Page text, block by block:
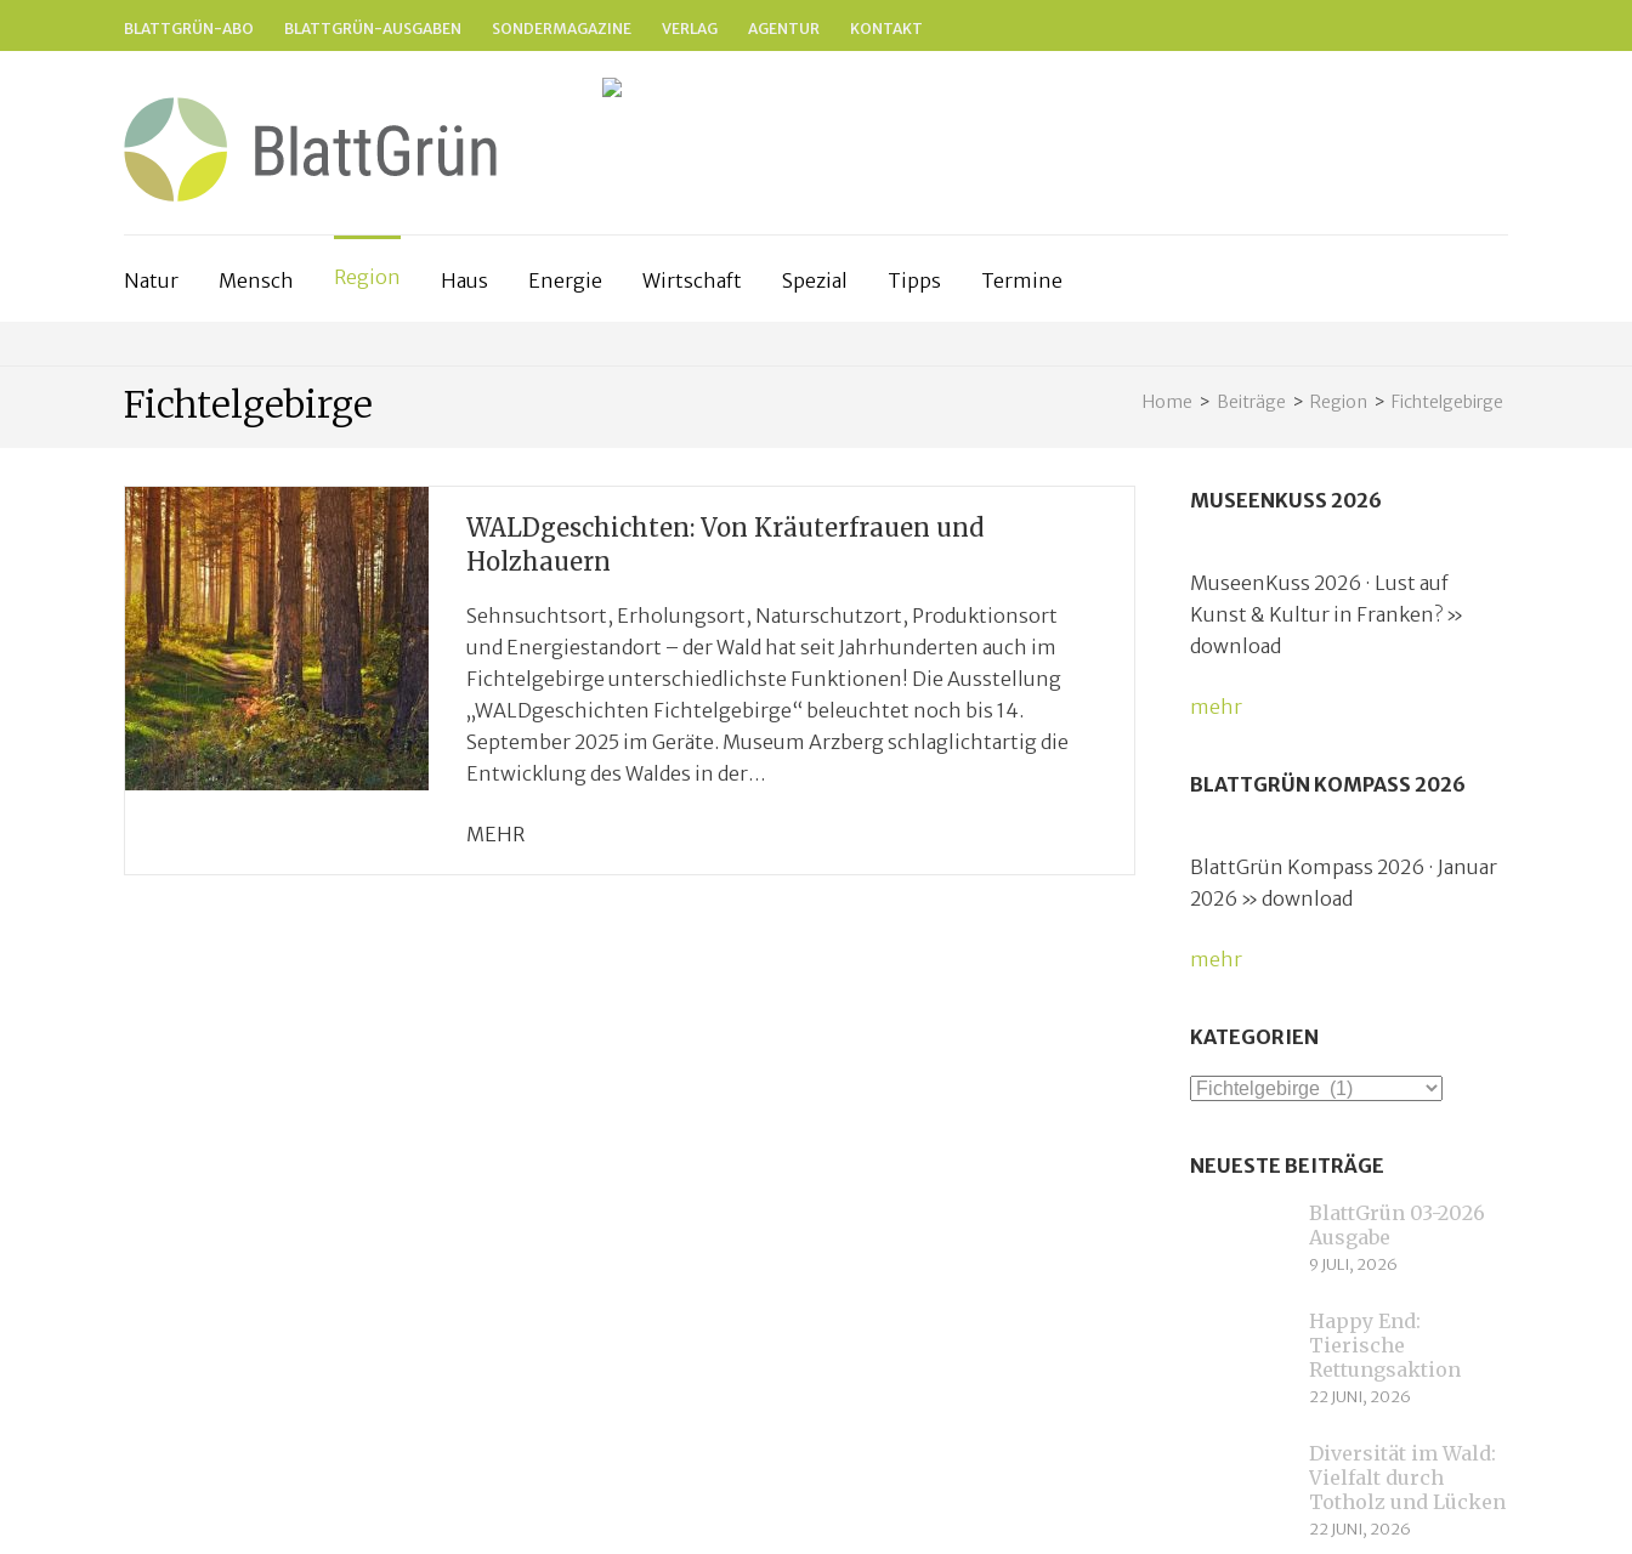
BLATTGRÜN-ABO BLATTGRÜN-AUSGABEN SONDERMAGAZINE VERLAG AGENTUR KONTAKT
Natur Mensch Region Haus Energie Wirtschaft Spezial Tipps Termine
Home > Beiträge > Region > Fichtelgebirge
Fichtelgebirge
WALDgeschichten: Von Kräuterfrauen und
Holzhauern
Sehnsuchtsort, Erholungsort, Naturschutzort, Produktionsort
und Energiestandort – der Wald hat seit Jahrhunderten auch im
Fichtelgebirge unterschiedlichste Funktionen! Die Ausstellung
„WALDgeschichten Fichtelgebirge“ beleuchtet noch bis 14.
September 2025 im Geräte. Museum Arzberg schlaglichtartig die
Entwicklung des Waldes in der…
MEHR
MUSEENKUSS 2026
MuseenKuss 2026 · Lust auf
Kunst & Kultur in Franken? »
download
mehr
BLATTGRÜN KOMPASS 2026
BlattGrün Kompass 2026 · Januar
2026 » download
mehr
KATEGORIEN
Kategorien
NEUESTE BEITRÄGE
BlattGrün 03-2026
Ausgabe
9 JULI, 2026
Happy End:
Tierische
Rettungsaktion
22 JUNI, 2026
Diversität im Wald:
Vielfalt durch
Totholz und Lücken
22 JUNI, 2026